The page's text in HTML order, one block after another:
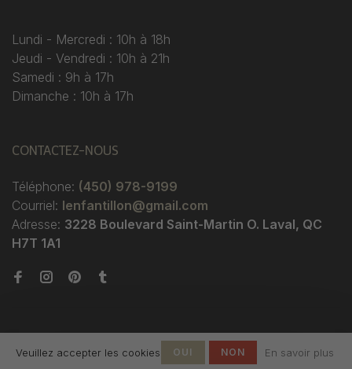
Lundi - Mercredi : 10h à 18h
Jeudi - Vendredi : 10h à 21h
Samedi : 9h à 17h
Dimanche : 10h à 17h
CONTACTEZ-NOUS
Téléphone: (450) 978-9199
Courriel: lenfantillon@gmail.com
Adresse: 3228 Boulevard Saint-Martin O. Laval, QC
H7T 1A1
Veuillez accepter les cookies OUI NON En savoir plus